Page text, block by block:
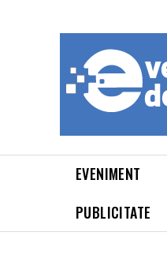
EVENIMENT
PUBLICITATE